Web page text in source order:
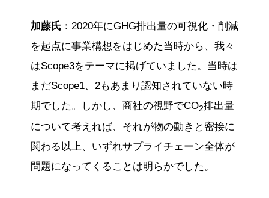
加藤氏 ：2020年にGHG排出量の可視化・削減
を起点に事業構想をはじめた当時から、我々
はScope3をテーマに掲げていました。当時は
まだScope1、2もあまり認知されていない時
期でした。しかし、商社の視野でCO2排出量
について考えれば、それが物の動きと密接に
関わる以上、いずれサプライチェーン全体が
問題になってくることは明らかでした。